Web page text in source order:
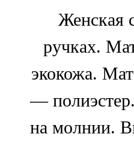
Женская
ручках.
экокожа.
—
на молнии.